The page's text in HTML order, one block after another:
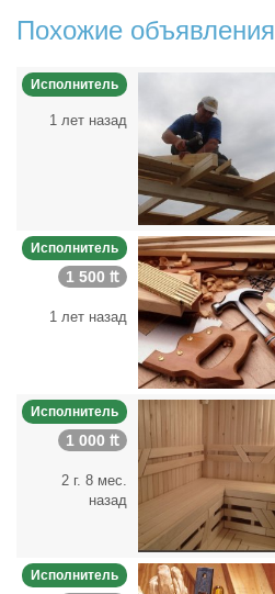
Похожие объявления
Исполнитель
1 лет назад
Исполнитель
1 500 ₶
1 лет назад
Исполнитель
1 000 ₶
2 г. 8 мес.
назад
Исполнитель